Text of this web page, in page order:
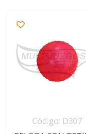
Código: D307